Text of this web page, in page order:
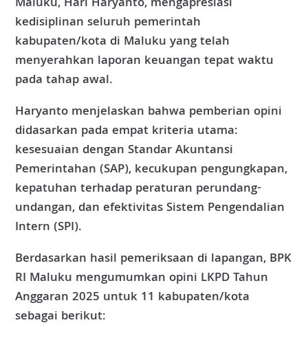
kedisiplinan seluruh pemerintah
kabupaten/kota di Maluku yang telah
menyerahkan laporan keuangan tepat waktu
pada tahap awal.
Haryanto menjelaskan bahwa pemberian opini
didasarkan pada empat kriteria utama:
kesesuaian dengan Standar Akuntansi
Pemerintahan (SAP), kecukupan pengungkapan,
kepatuhan terhadap peraturan perundang-
undangan, dan efektivitas Sistem Pengendalian
Intern (SPI).
Berdasarkan hasil pemeriksaan di lapangan, BPK
RI Maluku mengumumkan opini LKPD Tahun
Anggaran 2025 untuk 11 kabupaten/kota
sebagai berikut: